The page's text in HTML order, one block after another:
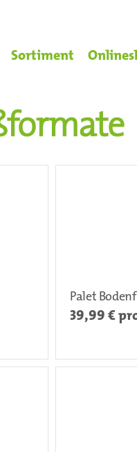
Sortiment
Palet
39,99 €